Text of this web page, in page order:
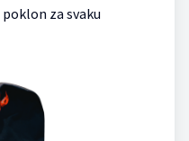
za svaku